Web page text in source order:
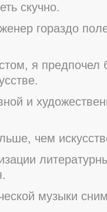
скучно.
гораздо
я предпочел
и
чем
музыки